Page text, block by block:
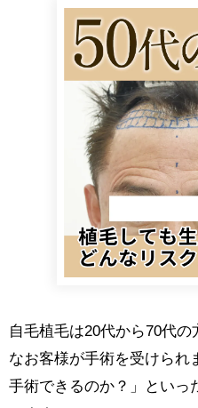
自毛植毛は20代から70代
なお客様が手術を受けられ
手術できるのか？」といっ